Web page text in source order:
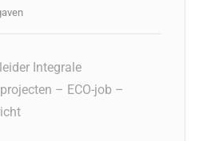
Integrale
– ECO-job –